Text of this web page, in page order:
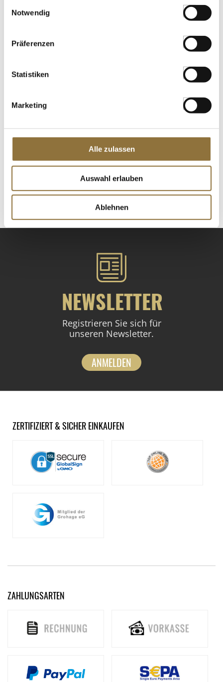
Notwendig
Präferenzen
Statistiken
Marketing
Alle zulassen
Auswahl erlauben
Ablehnen
FeinTextur - Bindemittel & Texturgeber
€ 27,87
St.
NEWSLETTER
Registrieren Sie sich für
unseren Newsletter.
ANMELDEN
ZERTIFIZIERT & SICHER EINKAUFEN
ZAHLUNGSARTEN